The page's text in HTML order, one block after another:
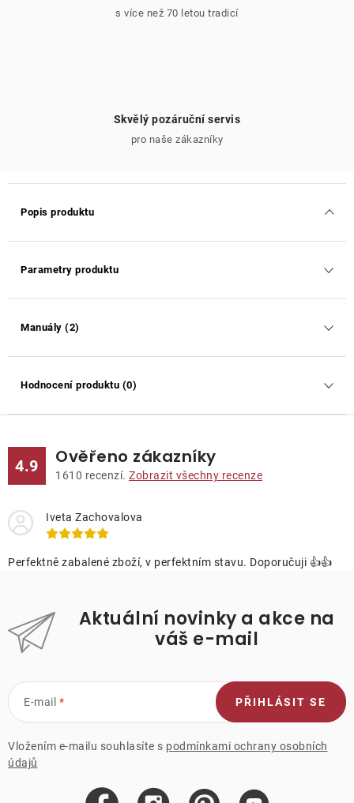
s více než 70 letou tradicí
Skvělý pozáruční servis
pro naše zákazníky
Popis produktu
Parametry produktu
Manuály (2)
Hodnocení produktu (0)
4.9 Ověřeno zákazníky
1610 recenzí. Zobrazit všechny recenze
Iveta Zachovalova
Perfektně zabalené zboží, v perfektním stavu. Doporučuji 👍👍
Aktuální novinky a akce na
váš e-mail
E-mail
Vložením e-mailu souhlasíte s podmínkami ochrany osobních
údajů
PŘIHLÁSIT SE